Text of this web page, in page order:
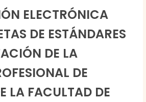
ELECTRÓNICA
DE ESTÁNDARES
DE LA
DE
LA FACULTAD DE